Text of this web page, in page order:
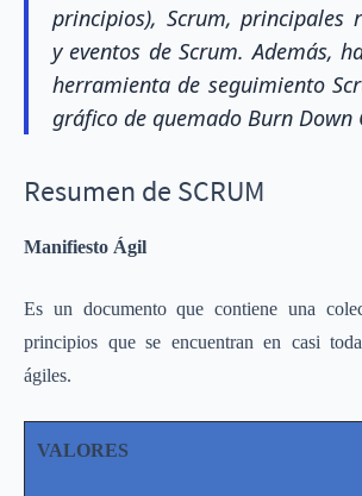
principios), Scrum, principales
y eventos de Scrum. Además,
herramienta de seguimiento
gráfico de quemado Burn Down
Resumen de SCRUM
Manifiesto Ágil
Es un documento que contiene una
principios que se encuentran en casi
ágiles.
VALORES